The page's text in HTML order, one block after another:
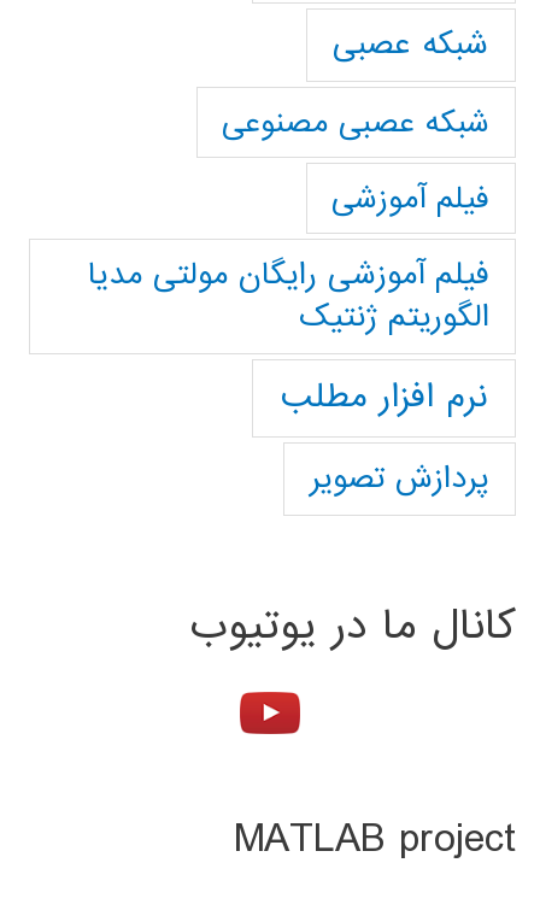
شبکه عصبی
شبکه عصبی مصنوعی
فیلم آموزشی
فیلم آموزشی رایگان مولتی مدیا
الگوریتم ژنتیک
نرم افزار مطلب
پردازش تصویر
کانال ما در یوتیوب
MATLAB project